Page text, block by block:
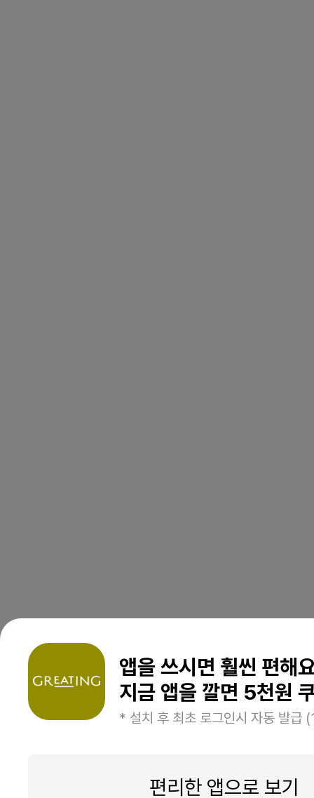
앱을 쓰시면 훨씬 편해
지금 앱을 깔면 5천원
* 설치 후 최초 로그인시 자동 발급
편리한 앱으로 보기